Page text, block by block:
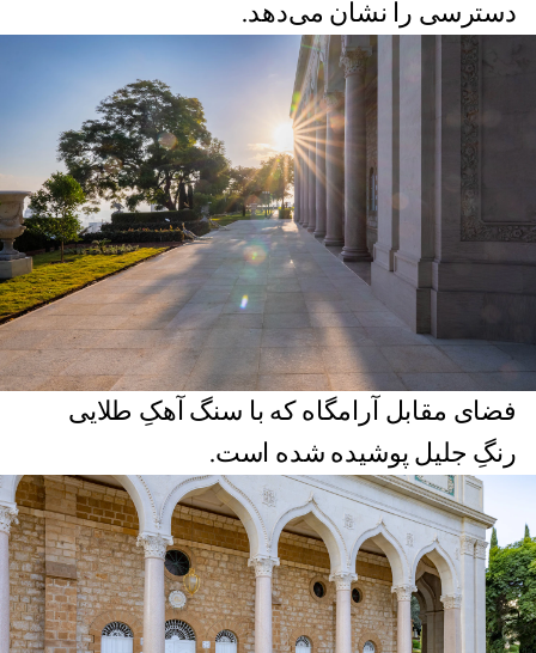
دسترسی را نشان می‌دهد.
فضای مقابل آرامگاه که با سنگ آهکِ طلایی‌‌
رنگِ جلیل پوشیده‌ شده است.